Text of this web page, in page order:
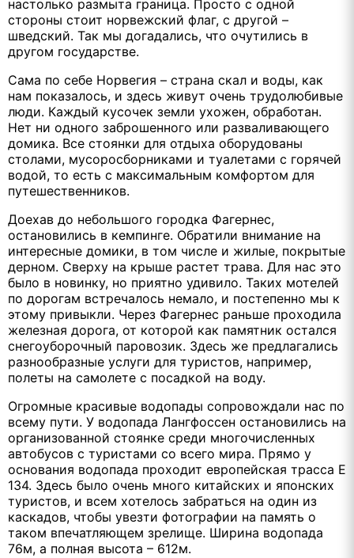
настолько размыта граница. Просто с одной
стороны стоит норвежский флаг, с другой –
шведский. Так мы догадались, что очутились в
другом государстве.
Сама по себе Норвегия – страна скал и воды, как
нам показалось, и здесь живут очень трудолюбивые
люди. Каждый кусочек земли ухожен, обработан.
Нет ни одного заброшенного или разваливающего
домика. Все стоянки для отдыха оборудованы
столами, мусоросборниками и туалетами с горячей
водой, то есть с максимальным комфортом для
путешественников.
Доехав до небольшого городка Фагернес,
остановились в кемпинге. Обратили внимание на
интересные домики, в том числе и жилые, покрытые
дерном. Сверху на крыше растет трава. Для нас это
было в новинку, но приятно удивило. Таких мотелей
по дорогам встречалось немало, и постепенно мы к
этому привыкли. Через Фагернес раньше проходила
железная дорога, от которой как памятник остался
снегоуборочный паровозик. Здесь же предлагались
разнообразные услуги для туристов, например,
полеты на самолете с посадкой на воду.
Огромные красивые водопады сопровождали нас по
всему пути. У водопада Лангфоссен остановились на
организованной стоянке среди многочисленных
автобусов с туристами со всего мира. Прямо у
основания водопада проходит европейская трасса Е
134. Здесь было очень много китайских и японских
туристов, и всем хотелось забраться на один из
каскадов, чтобы увезти фотографии на память о
таком впечатляющем зрелище. Ширина водопада
76м, а полная высота – 612м.